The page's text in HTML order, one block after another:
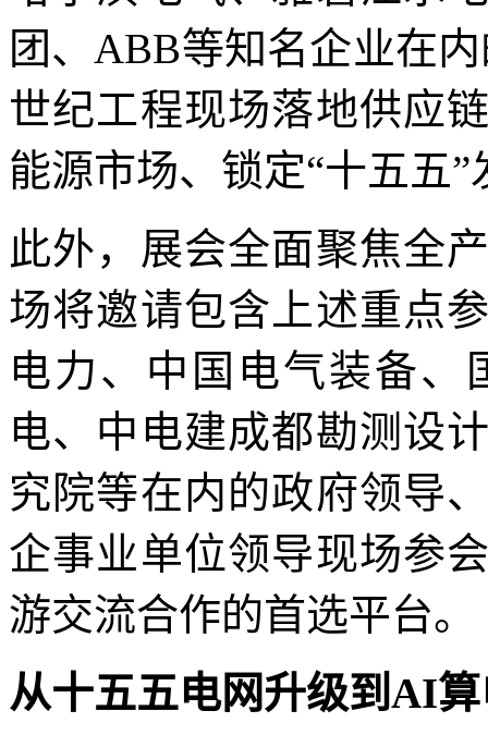
团、 ABB等知名企业在
世纪工程现场落地供应
能源市场、锁定“十五五
此外，展会全面聚焦全
场将邀请包含上述重点
电力、中国电气装备、
电、中电建成都勘测设
究院等在内的政府领导
企事业单位领导现场参
游交流合作的首选平台。
从十五五电网升级到AI算